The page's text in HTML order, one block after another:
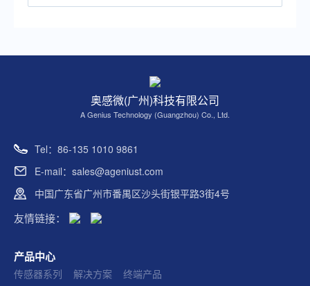
奥感微(广州)科技有限公司
A Genius Technology (Guangzhou) Co., Ltd.
Tel：86-135 1010 9861
E-mail：sales@ageniust.com
中国广东省广州市番禺区沙头街银平路3街4号
友情链接：
产品中心
传感器系列 解决方案 终端产品